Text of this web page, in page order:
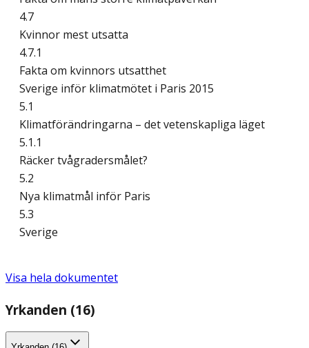
4.7
Kvinnor mest utsatta
4.7.1
Fakta om kvinnors utsatthet
Sverige inför klimatmötet i Paris 2015
5.1
Klimatförändringarna – det vetenskapliga läget
5.1.1
Räcker tvågradersmålet?
5.2
Nya klimatmål inför Paris
5.3
Sverige
Visa hela dokumentet
Yrkanden (16)